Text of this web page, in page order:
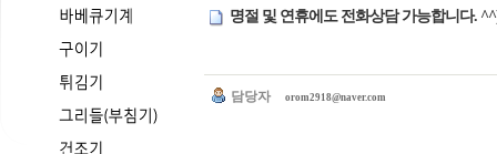
명절 및 연휴에도 전화상담 가능합니다.
담당자 orom2918@naver.com